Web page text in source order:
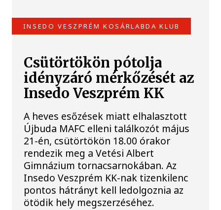
INSEDO VESZPRÉM KOSÁRLABDA KLUB
Csütörtökön pótolja
idényzáró mérkőzését az
Insedo Veszprém KK
A heves esőzések miatt elhalasztott
Újbuda MAFC elleni találkozót május
21-én, csütörtökön 18.00 órakor
rendezik meg a Vetési Albert
Gimnázium tornacsarnokában. Az
Insedo Veszprém KK-nak tizenkilenc
pontos hátrányt kell ledolgoznia az
ötödik hely megszerzéséhez.